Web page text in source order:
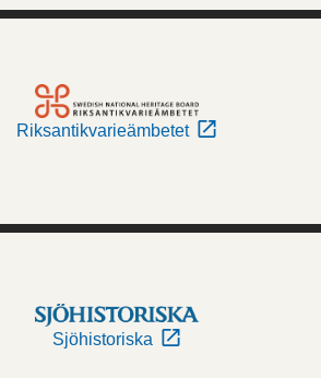
Riksantikvarieämbetet
Sjöhistoriska